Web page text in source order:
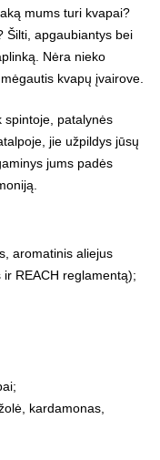
mums turi kvapai?
Šilti, apgaubiantys bei
Nėra nieko
kvapų įvairove.
spintoje, patalynės
jie užpildys jūsų
jums padės
aromatinis aliejus
REACH reglamentą);
kardamonas,